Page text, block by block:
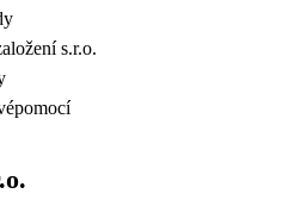
s.r.o.